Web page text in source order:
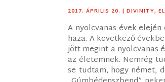
2017. ÁPRILIS 20. |DIVINITY,
A nyolcvanas évek
haza. A következő
jött megint a nyolcvanas
az életemnek. Nemrég
se tudtam, hogy német,